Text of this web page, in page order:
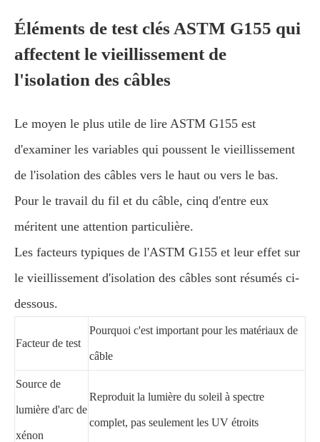
Éléments de test clés ASTM G155 qui
affectent le vieillissement de
l'isolation des câbles
Le moyen le plus utile de lire ASTM G155 est
d'examiner les variables qui poussent le vieillissement
de l'isolation des câbles vers le haut ou vers le bas.
Pour le travail du fil et du câble, cinq d'entre eux
méritent une attention particulière.
Les facteurs typiques de l'ASTM G155 et leur effet sur
le vieillissement d'isolation des câbles sont résumés ci-
dessous.
Facteur de test
Pourquoi c'est important pour les matériaux de
câble
Source de
lumière d'arc de
xénon
Reproduit la lumière du soleil à spectre
complet, pas seulement les UV étroits